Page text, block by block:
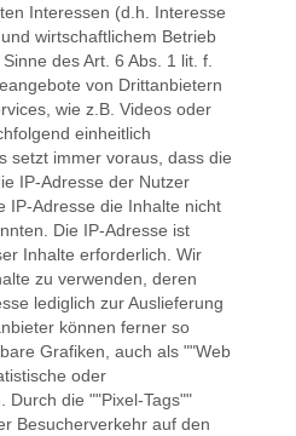
Interessen (d.h. Interesse
wirtschaftlichem Betrieb
des Art. 6 Abs. 1 lit. f.
von Drittanbietern
wie z.B. Videos oder
einheitlich
setzt immer voraus, dass die
IP-Adresse der Nutzer
IP-Adresse die Inhalte nicht
Die IP-Adresse ist
Inhalte erforderlich. Wir
zu verwenden, deren
lediglich zur Auslieferung
können ferner so
Grafiken, auch als ""Web
oder
Durch die ""Pixel-Tags""
Besucherverkehr auf den